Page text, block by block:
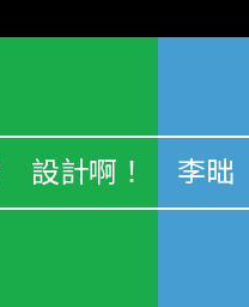
設計啊！ 李昢